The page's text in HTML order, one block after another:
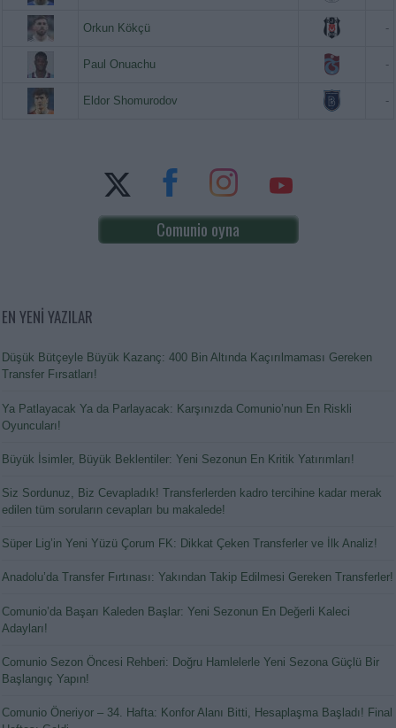
Orkun Kökçü -
Paul Onuachu -
Eldor Shomurodov -
Comunio oyna
EN YENİ YAZILAR
Düşük Bütçeyle Büyük Kazanç: 400 Bin Altında Kaçırılmaması Gereken
Transfer Fırsatları!
Ya Patlayacak Ya da Parlayacak: Karşınızda Comunio’nun En Riskli
Oyuncuları!
Büyük İsimler, Büyük Beklentiler: Yeni Sezonun En Kritik Yatırımları!
Siz Sordunuz, Biz Cevapladık! Transferlerden kadro tercihine kadar merak
edilen tüm soruların cevapları bu makalede!
Süper Lig’in Yeni Yüzü Çorum FK: Dikkat Çeken Transferler ve İlk Analiz!
Anadolu’da Transfer Fırtınası: Yakından Takip Edilmesi Gereken Transferler!
Comunio’da Başarı Kaleden Başlar: Yeni Sezonun En Değerli Kaleci
Adayları!
Comunio Sezon Öncesi Rehberi: Doğru Hamlelerle Yeni Sezona Güçlü Bir
Başlangıç Yapın!
Comunio Öneriyor – 34. Hafta: Konfor Alanı Bitti, Hesaplaşma Başladı! Final